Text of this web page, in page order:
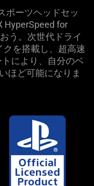
ポーツヘッドセッ
HyperSpeed for
う。次世代ドライ
を搭載し、超高速
により、自分のベ
ほど可能になりま